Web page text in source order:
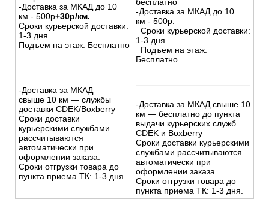
На сумму до 15000руб.:
-Доставка внутри МКАД –
500р.
-Доставка за МКАД до 10
км - 500р+30р/км.
-Доставка за МКАД
свыше 10 км — службы
доставки CDEK/Boxberry
Сроки доставки
курьерскими службами
рассчитываются
автоматически при
Сроки отгрузки товара до
На сумму свыше 15000 руб.
:
-Доставка внутри МКАД -
бесплатно
-Доставка за МКАД до 10
км - 500р.
Сроки курьерской доставки:
-Доставка за МКАД свыше 10
км — бесплатно до пункта
выдачи курьерских служб
CDEK и Boxberry
Сроки доставки курьерскими
службами рассчитываются
автоматически при